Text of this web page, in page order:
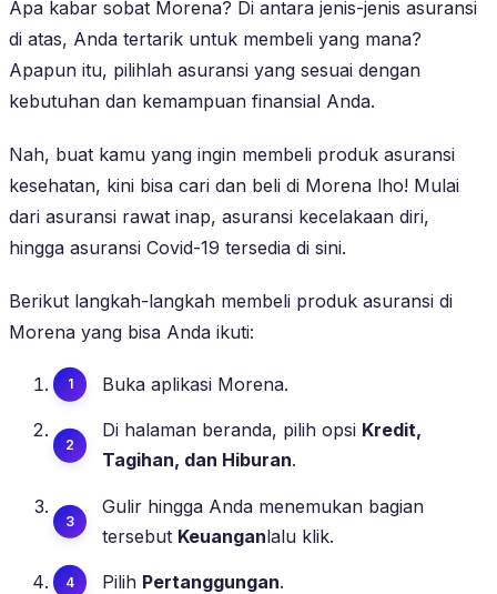
Apa kabar sobat Morena? Di antara jenis-jenis asuransi
di atas, Anda tertarik untuk membeli yang mana?
Apapun itu, pilihlah asuransi yang sesuai dengan
kebutuhan dan kemampuan finansial Anda.
Nah, buat kamu yang ingin membeli produk asuransi
kesehatan, kini bisa cari dan beli di Morena lho! Mulai
dari asuransi rawat inap, asuransi kecelakaan diri,
hingga asuransi Covid-19 tersedia di sini.
Berikut langkah-langkah membeli produk asuransi di
Morena yang bisa Anda ikuti:
Buka aplikasi Morena.
Di halaman beranda, pilih opsi Kredit,
Tagihan, dan Hiburan.
Gulir hingga Anda menemukan bagian
tersebut Keuanganlalu klik.
Pilih Pertanggungan.